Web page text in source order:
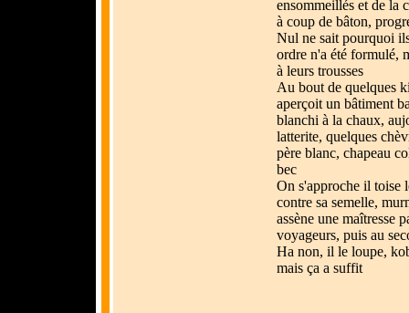
ensommeillés et de la
à coup de bâton,
Nul ne sait pourquoi
ordre n'a été formulé,
à leurs trousses
Au bout de quelques
aperçoit un bâtiment
blanchi à la chaux,
latterite, quelques
père blanc, chapeau
bec
On s'approche il toise
contre sa semelle,
assène une maîtresse
voyageurs, puis au
Ha non, il le loupe,
mais ça a suffit